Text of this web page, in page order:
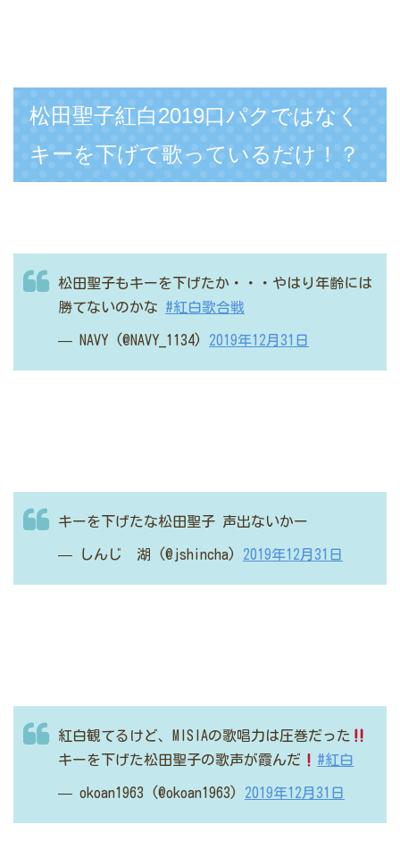
松田聖子紅白2019口パクではなく
キーを下げて歌っているだけ！？
松田聖子もキーを下げたか・・・やはり年齢には
勝てないのかな #紅白歌合戦
— NAVY (@NAVY_1134) 2019年12月31日
キーを下げたな松田聖子 声出ないかー
— しんじ 湖 (@jshincha) 2019年12月31日
紅白観てるけど、MISIAの歌唱力は圧巻だった
キーを下げた松田聖子の歌声が霞んだ
#紅白
— okoan1963 (@okoan1963) 2019年12月31日